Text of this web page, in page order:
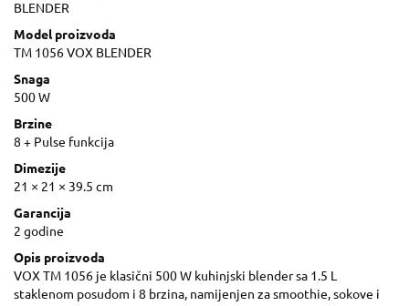
BLENDER
Model proizvoda
TM 1056 VOX BLENDER
Snaga
500 W
Brzine
8 + Pulse funkcija
Dimezije
21 × 21 × 39.5 cm
Garancija
2 godine
Opis proizvoda
VOX TM 1056 je klasični 500 W kuhinjski blender sa 1.5 L
staklenom posudom i 8 brzina, namijenjen za smoothie, sokove i